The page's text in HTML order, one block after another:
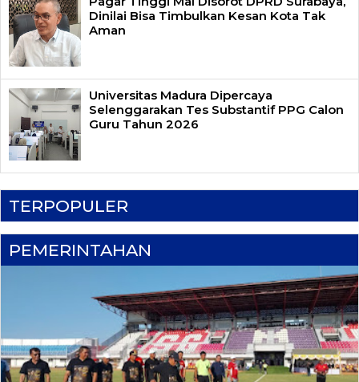
Dinilai Bisa Timbulkan Kesan Kota Tak
Aman
Universitas Madura Dipercaya
Selenggarakan Tes Substantif PPG Calon
Guru Tahun 2026
TERPOPULER
PEMERINTAHAN